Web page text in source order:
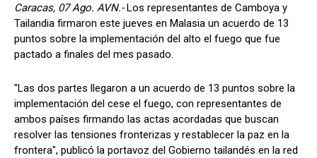
Caracas, 07 Ago. AVN.-Los representantes de Camboya y
Tailandia firmaron este jueves en Malasia un acuerdo de 13
puntos sobre la implementación del alto el fuego que fue
pactado a finales del mes pasado.
"Las dos partes llegaron a un acuerdo de 13 puntos sobre la
implementación del cese el fuego, con representantes de
ambos países firmando las actas acordadas que buscan
resolver las tensiones fronterizas y restablecer la paz en la
frontera", publicó la portavoz del Gobierno tailandés en la red